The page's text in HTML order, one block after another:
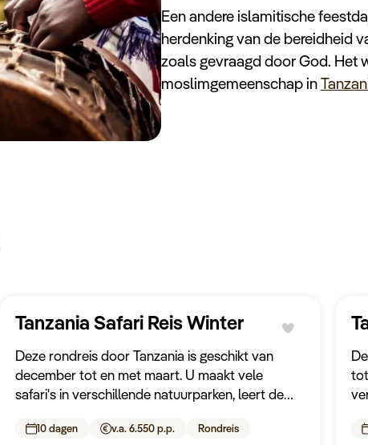
Een andere islamitische
herdenking van de bereidheid
zoals gevraagd door God. Het
moslimgemeenschap in
Tanzania Safari Reis Winter
Deze rondreis door Tanzania is geschikt van
december tot en met maart. U maakt vele
safari's in verschillende natuurparken, leert de
privéchauffeur in een 4x4 rondgereden en
10 dagen v.a. 6.550 p.p. Rondreis